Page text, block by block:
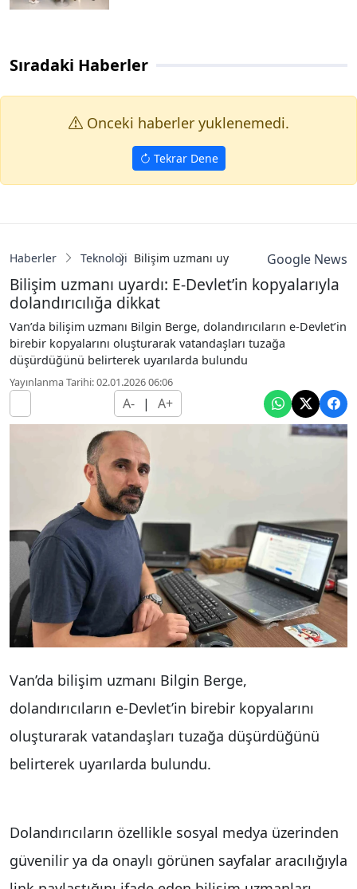
Sıradaki Haberler
Onceki haberler yuklenemedi.
Tekrar Dene
Haberler Teknoloji Bilişim uzmanı uyardı: E-Devlet’in
Google News
Bilişim uzmanı uyardı: E-Devlet’in kopyalarıyla
dolandırıcılığa dikkat
Van’da bilişim uzmanı Bilgin Berge, dolandırıcıların e-Devlet’in
birebir kopyalarını oluşturarak vatandaşları tuzağa
düşürdüğünü belirterek uyarılarda bulundu
Yayınlanma Tarihi: 02.01.2026 06:06
A- | A+
Van’da bilişim uzmanı Bilgin Berge,
dolandırıcıların e-Devlet’in birebir kopyalarını
oluşturarak vatandaşları tuzağa düşürdüğünü
belirterek uyarılarda bulundu.
Dolandırıcıların özellikle sosyal medya üzerinden
güvenilir ya da onaylı görünen sayfalar aracılığıyla